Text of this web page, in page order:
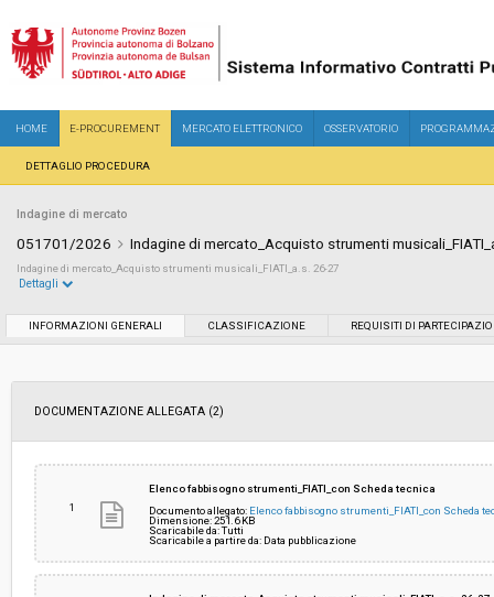
HOME E-PROCUREMENT MERCATO ELETTRONICO OSSERVATORIO
DETTAGLIO PROCEDURA
Indagine di mercato
051701/2026 Indagine di mercato_Acquisto strumenti
Indagine di mercato_Acquisto strumenti musicali_FIATI_a.s. 26-27
Svolgimento:
Importo a base di gara soggetto a
ribasso:
Costi di sicurezza non soggetti a
ribasso:
Dettagli
INFORMAZIONI GENERALI CLASSIFICAZIONE REQUISITI DI
DOCUMENTAZIONE ALLEGATA (2)
1
Elenco fabbisogno strumenti_FIATI_con Scheda tecnica
Documento allegato: Elenco fabbisogno strumenti_FIATI_con Scheda
Dimensione: 251.6 KB
Scaricabile da: Tutti
Scaricabile a partire da: Data pubblicazione